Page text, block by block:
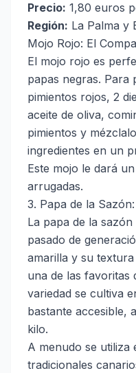
Precio: 1,80 euros
Región: La Palma y
Mojo Rojo: El
El mojo rojo es
papas negras. Para
pimientos rojos, 2
aceite de oliva,
pimientos y
ingredientes en un
Este mojo le dará
arrugadas.
3. Papa de la
La papa de la
pasado de
amarilla y su
una de las favoritas
variedad se cultiva
bastante accesible,
kilo.
A menudo se utiliza
tradicionales